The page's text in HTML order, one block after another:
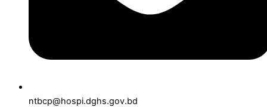
ntbcp@hospi.dghs.gov.bd